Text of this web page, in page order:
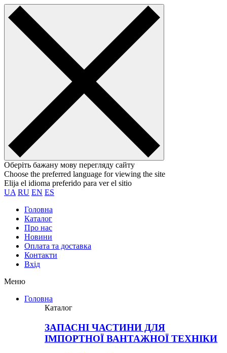
Оберіть бажану мову перегляду сайту
Choose the preferred language for viewing the site
Elija el idioma preferido para ver el sitio
UA RU EN ES
Головна
Каталог
Про нас
Новини
Оплата та доставка
Контакти
Вхiд
Меню
Головна
Каталог
ЗАПАСНІ ЧАСТИНИ ДЛЯ
ІМПОРТНОЇ ВАНТАЖНОЇ ТЕХНІКИ